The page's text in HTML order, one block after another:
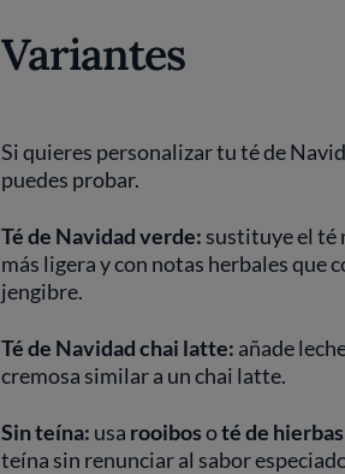
Variantes
Si quieres personalizar tu té de
puedes probar.
Té de Navidad verde:sustituye el té
más ligera y con notas herbales que
jengibre.
Té de Navidad chai latte: añade
cremosa similar a un chai latte.
Sin teína: usa rooibosoté de hierbas
teína sin renunciar al sabor